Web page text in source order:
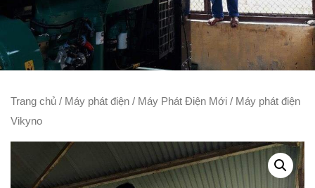
Trang chủ / Máy phát điện / Máy Phát Điện Mới / Máy phát điện
Vikyno